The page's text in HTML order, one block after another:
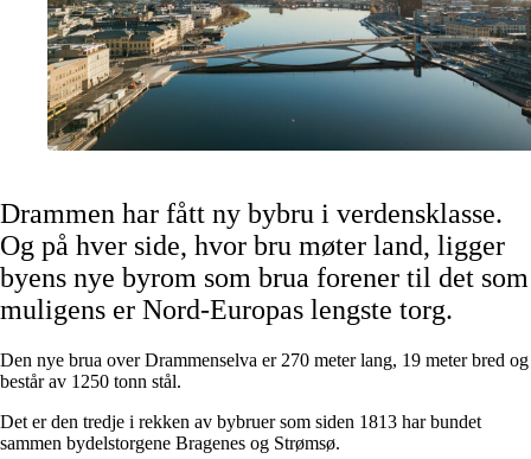
Drammen har fått ny bybru i verdensklasse.
Og på hver side, hvor bru møter land, ligger
byens nye byrom som brua forener til det som
muligens er Nord-Europas lengste torg.
Den nye brua over Drammenselva er 270 meter lang, 19 meter bred og
består av 1250 tonn stål.
Det er den tredje i rekken av bybruer som siden 1813 har bundet
sammen bydelstorgene Bragenes og Strømsø.